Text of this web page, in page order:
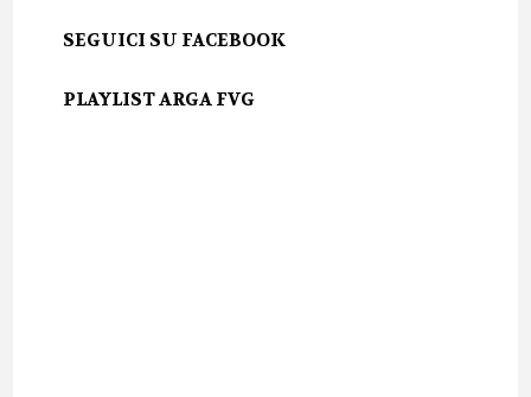
SEGUICI SU FACEBOOK
PLAYLIST ARGA FVG